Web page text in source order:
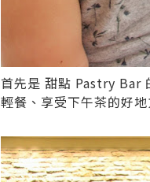
首先是 甜點 Pastry Bar
輕餐、享受下午茶的好地